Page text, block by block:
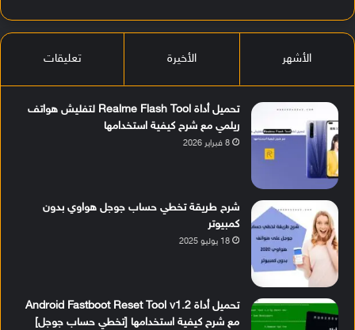
الأشهر الأخيرة تعليقات
تحميل أداة Realme Flash Tool لتفليش هواتف
ريلمي مع شرح كيفية استخدامها
8 فبراير 2026
شرح طريقة تخطي حساب جوجل هواوي بدون
كمبيوتر
18 يوليو 2025
تحميل أداة Android Fastboot Reset Tool v1.2
مع شرح كيفية استخدامها [تخطي حساب جوجل]